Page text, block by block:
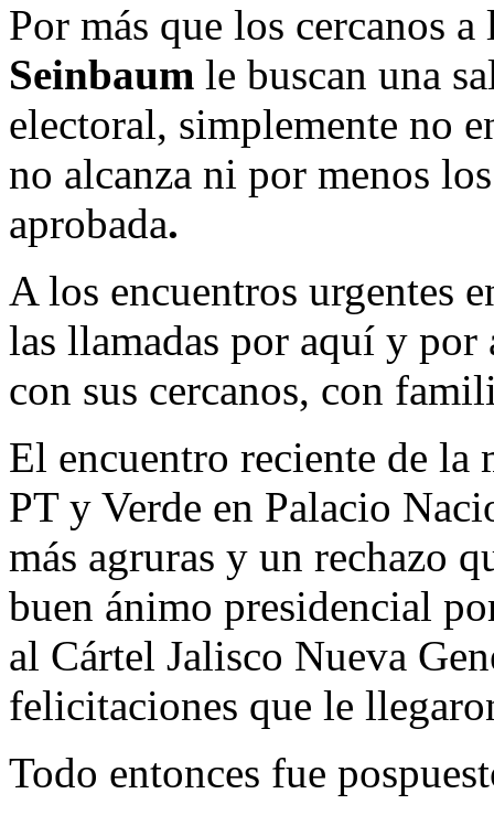
Por más que los cercanos a
Seinbaum le buscan una
electoral, simplemente no
no alcanza ni por menos
aprobada.
A los encuentros urgentes
las llamadas por aquí y
con sus cercanos, con
El encuentro reciente de la
PT y Verde en Palacio
más agruras y un rechazo
buen ánimo presidencial
al Cártel Jalisco Nueva
felicitaciones que le
Todo entonces fue